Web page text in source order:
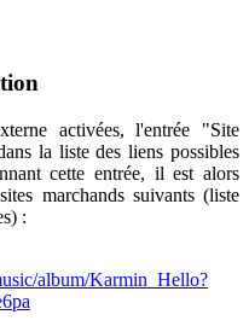
activées, l'entrée "Site
la liste des liens possibles
cette entrée, il est alors
marchands suivants (liste
:
album/Karmin_Hello?